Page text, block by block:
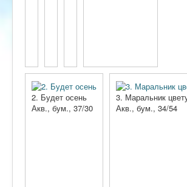
2. Будет осень
Акв., бум., 37/30
3. Маральник
Акв., бум., 34/54